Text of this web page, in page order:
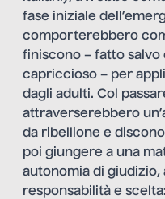
fase iniziale
comporterebbero
finiscono – fatto
capriccioso – per
dagli adulti. Col
attraverserebbero
da ribellione e
poi giungere a una
autonomia di giudizio,
responsabilità e